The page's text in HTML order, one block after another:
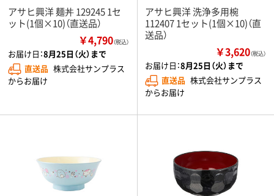
アサヒ興洋 麺丼 129245 1セ
ット(1個×10)（直送品）
￥4,790（税込）
お届け日：8月25日（火）まで
直送品 株式会社サンプラス
からお届け
アサヒ興洋 洗浄多用椀
112407 1セット(1個×10)（直
送品）
￥3,620（税込）
お届け日：8月25日（火）まで
直送品 株式会社サンプラス
からお届け